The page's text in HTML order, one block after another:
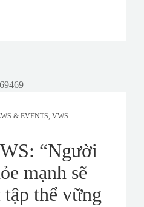
& EVENTS, VWS
“Người
mạnh sẽ
thể vững